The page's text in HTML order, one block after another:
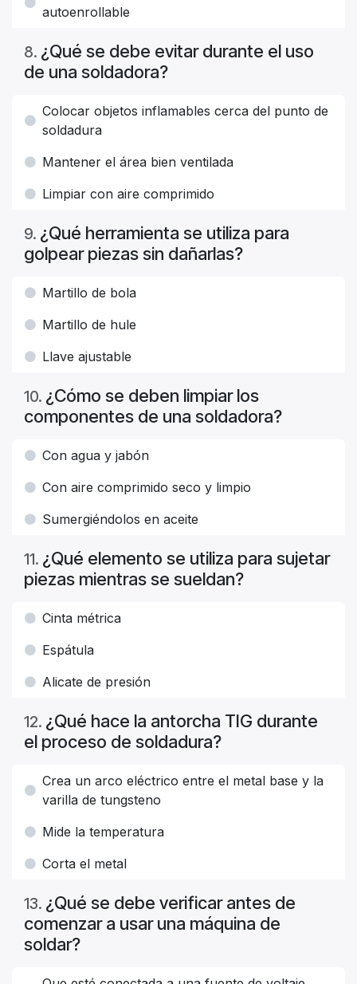
autoenrollable
8. ¿Qué se debe evitar durante el uso
de una soldadora?
Colocar objetos inflamables cerca del punto de
soldadura
Mantener el área bien ventilada
Limpiar con aire comprimido
9. ¿Qué herramienta se utiliza para
golpear piezas sin dañarlas?
Martillo de bola
Martillo de hule
Llave ajustable
10. ¿Cómo se deben limpiar los
componentes de una soldadora?
Con agua y jabón
Con aire comprimido seco y limpio
Sumergiéndolos en aceite
11. ¿Qué elemento se utiliza para sujetar
piezas mientras se sueldan?
Cinta métrica
Espátula
Alicate de presión
12. ¿Qué hace la antorcha TIG durante
el proceso de soldadura?
Crea un arco eléctrico entre el metal base y la
varilla de tungsteno
Mide la temperatura
Corta el metal
13. ¿Qué se debe verificar antes de
comenzar a usar una máquina de
soldar?